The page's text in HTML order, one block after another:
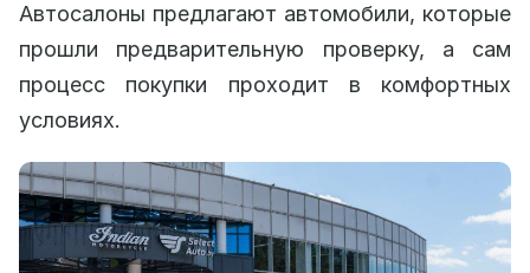
Автосалоны предлагают автомобили, которые
прошли предварительную проверку, а сам
процесс покупки проходит в комфортных
условиях.